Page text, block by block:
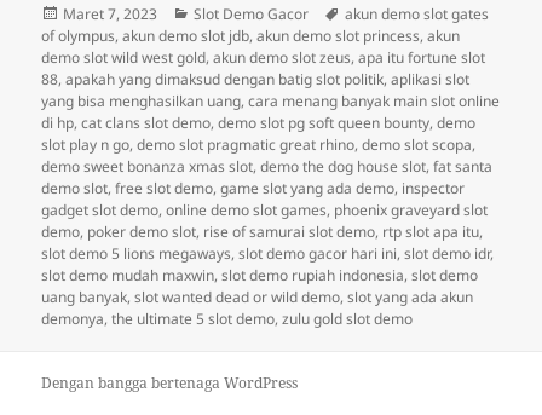
Diposkan
pada
Maret 7, 2023 Kategori
Slot Demo Gacor Tag
akun demo slot gates
of olympus,akun demo slot jdb,akun demo slot princess,akun
demo slot wild west gold,akun demo slot zeus,apa itu fortune slot
88,apakah yang dimaksud dengan batig slot politik,aplikasi slot
yang bisa menghasilkan uang,cara menang banyak main slot online
di hp,cat clans slot demo,demo slot pg soft queen bounty,demo
slot play n go,demo slot pragmatic great rhino,demo slot scopa,
demo sweet bonanza xmas slot,demo the dog house slot,fat santa
demo slot,free slot demo,game slot yang ada demo, inspector
gadget slot demo,online demo slot games, phoenix graveyard slot
demo, poker demo slot, rise of samurai slot demo, rtp slot apa itu,
slot demo 5 lions megaways,slot demo gacor hari ini,slot demo idr,
slot demo mudah maxwin,slot demo rupiah indonesia,slot demo
uang banyak,slot wanted dead or wild demo,slot yang ada akun
demonya,the ultimate 5 slot demo,zulu gold slot demo
Dengan bangga bertenaga WordPress